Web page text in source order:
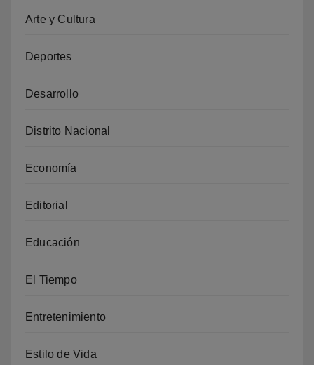
Arte y Cultura
Deportes
Desarrollo
Distrito Nacional
Economía
Editorial
Educación
El Tiempo
Entretenimiento
Estilo de Vida